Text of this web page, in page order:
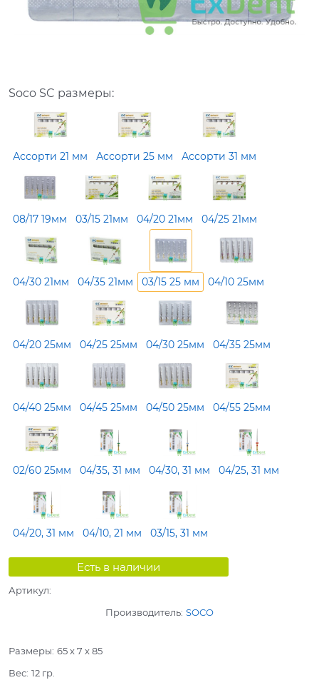
Soco SC размеры:
Ассорти 21 мм Ассорти 25 мм Ассорти 31 мм
08/17 19мм 03/15 21мм 04/20 21мм 04/25 21мм
04/30 21мм 04/35 21мм 03/15 25 мм 04/10 25мм
04/20 25мм 04/25 25мм 04/30 25мм 04/35 25мм
04/40 25мм 04/45 25мм 04/50 25мм 04/55 25мм
02/60 25мм 04/35, 31 мм 04/30, 31 мм 04/25, 31 мм
04/20, 31 мм 04/10, 21 мм 03/15, 31 мм
Есть в наличии
Артикул:
Производитель: SOCO
Размеры: 65 x 7 x 85
Вес: 12 гр.